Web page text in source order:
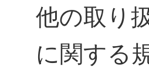
他の取り
に関する